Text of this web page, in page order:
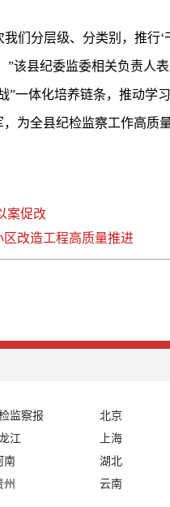
们分层级、分类别，推行
”该县纪委监委相关负责人
”一体化培养链条，推动
为全县纪检监察工作高质
案促改
改造工程高质量推进
监察报 北京
江 上海
南 湖北
州 云南